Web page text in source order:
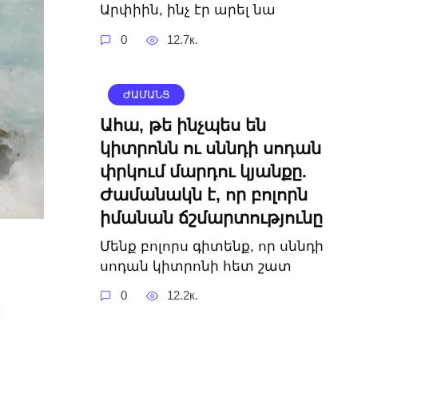
Արփիին, ինչ էր արել նա
0 12.7к.
ԺԱՄԱՆՑ
Ահա, թե ինչպես են
կիտրոնն ու սննդի սոդան
փրկում մարդու կյանքը.
Ժամանակն է, որ բոլորն
իմանան ճշմարտությունը
Մենք բոլորս գիտենք, որ սննդի
սոդան կիտրոնի հետ շատ
0 12.2к.